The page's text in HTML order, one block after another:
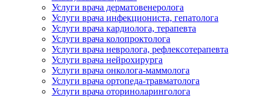
Услуги врача дерматовенеролога
Услуги врача инфекциониста, гепатолога
Услуги врача кардиолога, терапевта
Услуги врача колопроктолога
Услуги врача невролога, рефлексотерапевта
Услуги врача нейрохирурга
Услуги врача онколога-маммолога
Услуги врача ортопеда-травматолога
Услуги врача оториноларинголога